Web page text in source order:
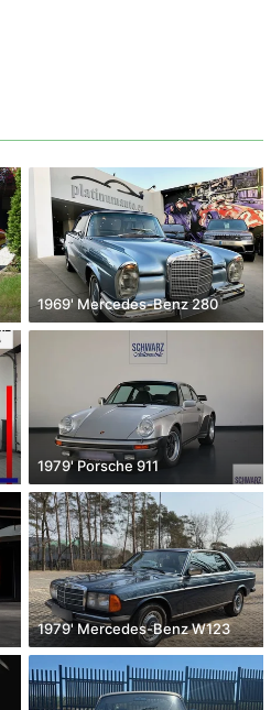
1969' Mercedes-Benz 280
1979' Porsche 911
1979' Mercedes-Benz W123